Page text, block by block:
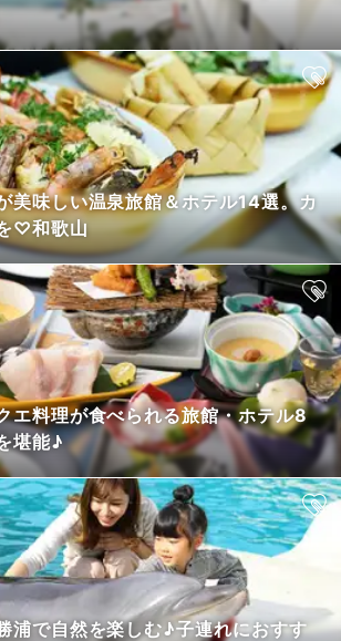
美味しい温泉旅館＆ホテル14選。カ
♡和歌山
エ料理が食べられる旅館・ホテル8
堪能♪
浦で自然を楽しむ♪子連れにおすす